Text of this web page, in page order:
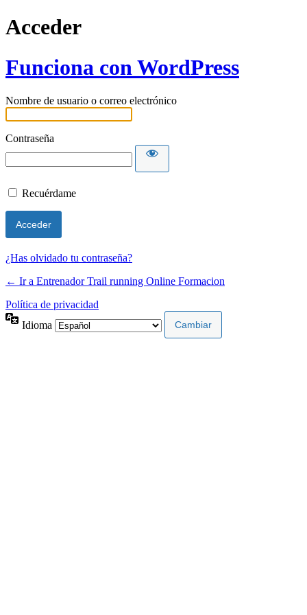
Acceder
Funciona con WordPress
Nombre de usuario o correo electrónico
Contraseña
Recuérdame
¿Has olvidado tu contraseña?
← Ir a Entrenador Trail running Online Formacion
Política de privacidad
Idioma